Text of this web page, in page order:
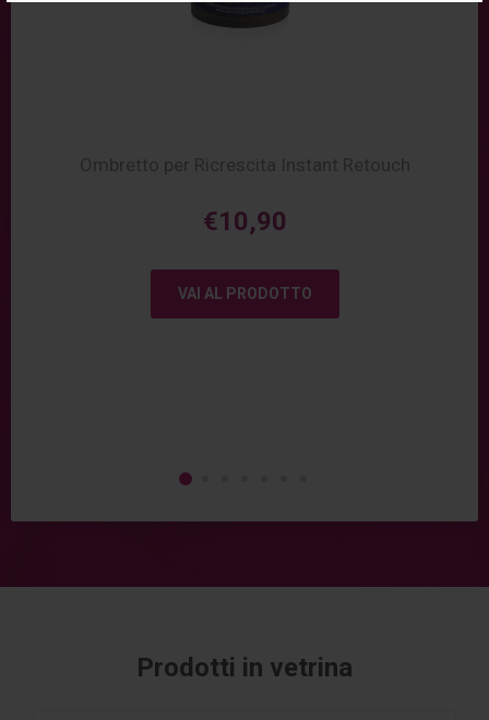
€10,90
VAI AL PRODOTTO
Prodotti in vetrina